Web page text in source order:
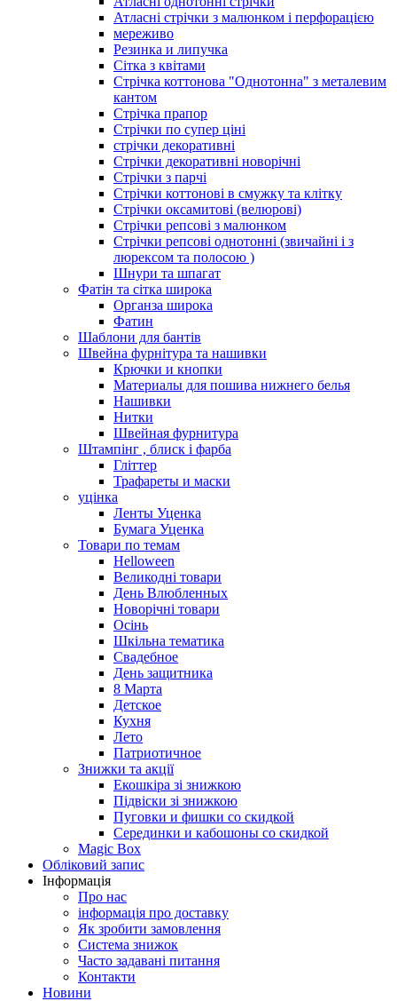
Атласні стрічки з малюнком і перфорацією
мереживо
Резинка и липучка
Сітка з квітами
Стрічка коттонова "Однотонна" з металевим
кантом
Стрічка прапор
Стрічки по супер ціні
стрічки декоративні
Стрічки декоративні новорічні
Стрічки з парчі
Стрічки коттонові в смужку та клітку
Стрічки оксамитові (велюрові)
Стрічки репсові з малюнком
Стрічки репсові однотонні (звичайні і з
люрексом та полосою )
Шнури та шпагат
Фатін та сітка широка
Органза широка
Фатин
Шаблони для бантів
Швейна фурнітура та нашивки
Крючки и кнопки
Материалы для пошива нижнего белья
Нашивки
Нитки
Швейная фурнитура
Штампінг , блиск і фарба
Гліттер
Трафареты и маски
уцінка
Ленты Уценка
Бумага Уценка
Товари по темам
Helloween
Великодні товари
День Влюбленных
Новорічні товари
Осінь
Шкільна тематика
Свадебное
День защитника
8 Марта
Детское
Кухня
Лето
Патриотичное
Знижки та акції
Екошкіра зі знижкою
Підвіски зі знижкою
Пуговки и фишки со скидкой
Серединки и кабошоны со скидкой
Magic Box
Обліковий запис
Інформація
Про нас
інформація про доставку
Як зробити замовлення
Система знижок
Часто задавані питання
Контакти
Новини